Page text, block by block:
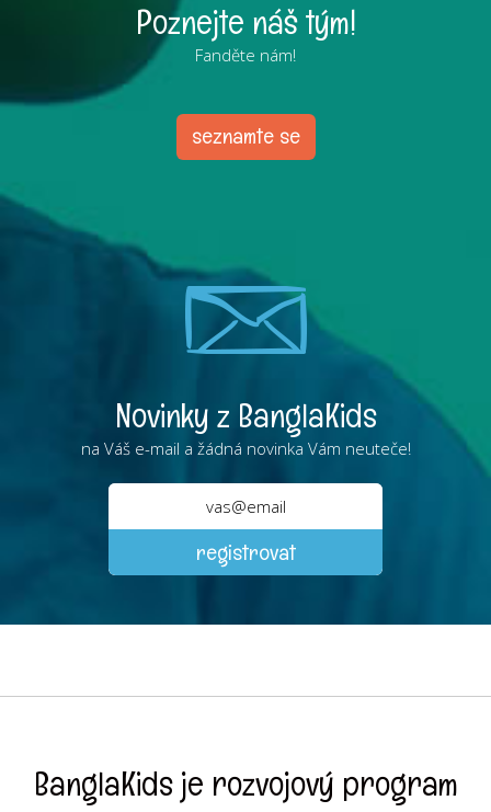
Poznejte náš tým!
Fanděte nám!
seznamte se
Novinky z BanglaKids
na Váš e-mail a žádná novinka Vám neuteče!
BanglaKids je rozvojový program